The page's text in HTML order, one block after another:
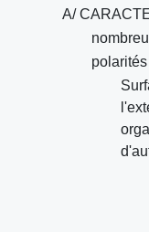
A/